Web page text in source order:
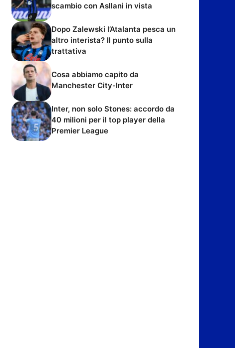
scambio con Asllani in vista
Dopo Zalewski l’Atalanta pesca un
altro interista? Il punto sulla
trattativa
Cosa abbiamo capito da
Manchester City-Inter
Inter, non solo Stones: accordo da
40 milioni per il top player della
Premier League